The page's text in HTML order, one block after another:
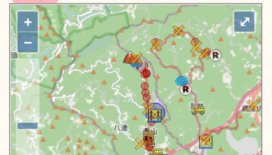
+
−
⤢